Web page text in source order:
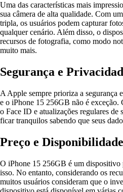
Uma das características mais
sua câmera de alta qualidade. Com
tripla, os usuários podem capturar
qualquer cenário. Além disso, o
recursos de fotografia, como modo
muito mais.
Segurança e
A Apple sempre prioriza a segurança
e o iPhone 15 256GB não é exceção.
o Face ID e atualizações regulares de
ficar tranquilos sabendo que seus
Preço e Disponibilidade
O iPhone 15 256GB é um dispositivo
isso. No entanto, considerando os
muitos usuários consideram que o